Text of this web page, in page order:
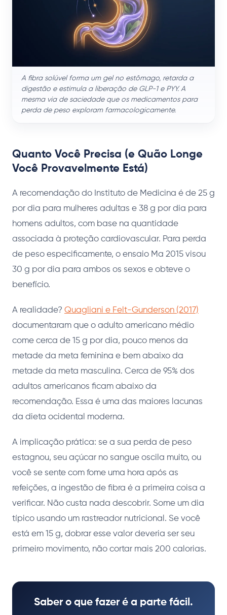
A fibra solúvel forma um gel no estômago, retarda a
digestão e estimula a liberação de GLP-1 e PYY. A
mesma via de saciedade que os medicamentos para
perda de peso exploram farmacologicamente.
Quanto Você Precisa (e Quão Longe
Você Provavelmente Está)
A recomendação do Instituto de Medicina é de 25 g
por dia para mulheres adultas e 38 g por dia para
homens adultos, com base na quantidade
associada à proteção cardiovascular. Para perda
de peso especificamente, o ensaio Ma 2015 visou
30 g por dia para ambos os sexos e obteve o
benefício.
A realidade? Quagliani e Felt-Gunderson (2017)
documentaram que o adulto americano médio
come cerca de 15 g por dia, pouco menos da
metade da meta feminina e bem abaixo da
metade da meta masculina. Cerca de 95% dos
adultos americanos ficam abaixo da
recomendação. Essa é uma das maiores lacunas
da dieta ocidental moderna.
A implicação prática: se a sua perda de peso
estagnou, seu açúcar no sangue oscila muito, ou
você se sente com fome uma hora após as
refeições, a ingestão de fibra é a primeira coisa a
verificar. Não custa nada descobrir. Some um dia
típico usando um rastreador nutricional. Se você
está em 15 g, dobrar esse valor deveria ser seu
primeiro movimento, não cortar mais 200 calorias.
Saber o que fazer é a parte fácil.